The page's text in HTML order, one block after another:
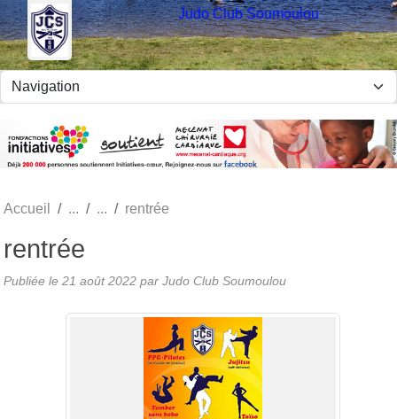
Judo Club Soumoulou
Accueil rentrée
rentrée
Publiée le 21 août 2022 par Judo Club Soumoulou
Panneau de gestion des cookies